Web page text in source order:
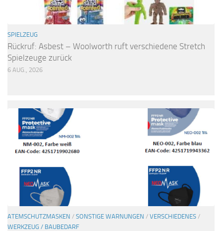
SPIELZEUG
Rückruf: Asbest – Woolworth ruft verschiedene Stretch
Spielzeuge zurück
6 AUG., 2026
ATEMSCHUTZMASKEN / SONSTIGE WARNUNGEN / VERSCHIEDENES /
WERKZEUG / BAUBEDARF